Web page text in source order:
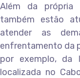
Além da própria
também estão
atender as
enfrentamento da
por exemplo, da
localizada no